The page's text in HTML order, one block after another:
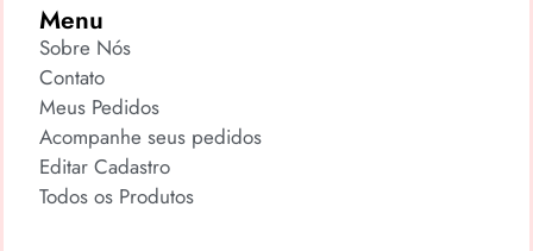
Menu
Sobre Nós
Contato
Meus Pedidos
Acompanhe seus pedidos
Editar Cadastro
Todos os Produtos